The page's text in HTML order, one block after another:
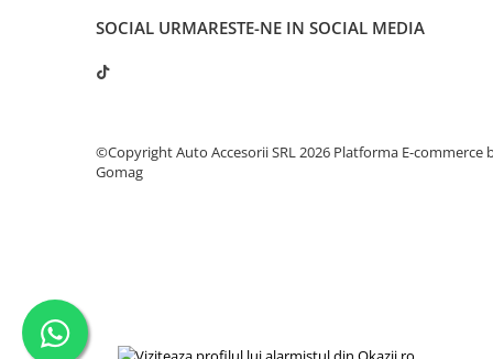
SOCIAL URMARESTE-NE IN SOCIAL MEDIA
©Copyright Auto Accesorii SRL 2026 Platforma E-commerce
Gomag